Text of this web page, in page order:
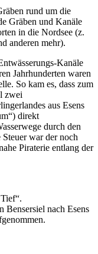
rund um die
Gräben und Kanäle
in die Nordsee (z.
anderen mehr).
Kanäle
Jahrhunderten waren
So kam es, dass zum
zwei
aus Esens
direkt
durch den
war der noch
Piraterie entlang der
Bensersiel nach Esens